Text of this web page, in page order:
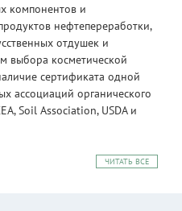
компонентов и
нефтепереработки,
отдушек и
выбора косметической
сертификата одной
ассоциаций органического
Soil Association, USDA и
ЧИТАТЬ ВСЕ